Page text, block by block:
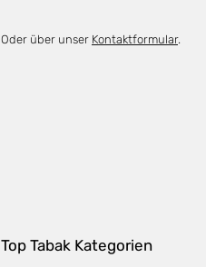
Oder über unser Kontaktformular.
Top Tabak Kategorien